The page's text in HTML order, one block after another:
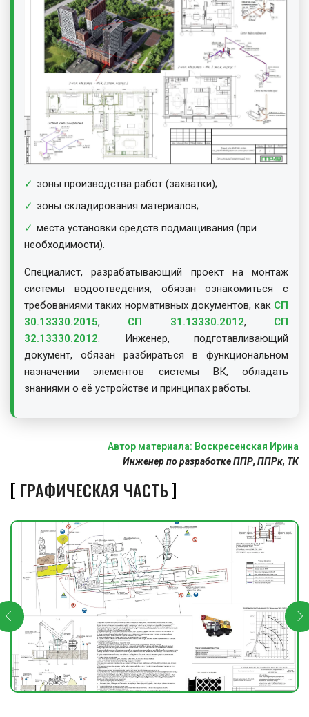
зоны производства работ (захватки);
зоны складирования материалов;
места установки средств подмащивания (при
необходимости).
Специалист, разрабатывающий проект на монтаж
системы водоотведения, обязан ознакомиться с
требованиями таких нормативных документов, как СП
30.13330.2015, СП 31.13330.2012, СП
32.13330.2012. Инженер, подготавливающий
документ, обязан разбираться в функциональном
назначении элементов системы ВК, обладать
знаниями о её устройстве и принципах работы.
Автор материала: Воскресенская Ирина
Инженер по разработке ППР, ППРк, ТК
ГРАФИЧЕСКАЯ ЧАСТЬ